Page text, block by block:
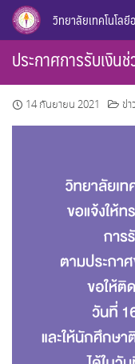
Skip
content
วิทยาลัยเทคโนโล
ประกาศการรับเงิน
14 กันยายน 2021 ข่า